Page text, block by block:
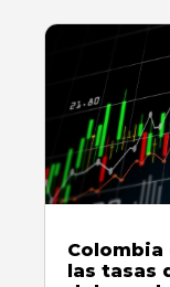
Colombia
las tasas